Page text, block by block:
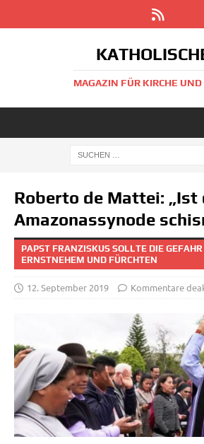
MAGAZIN FÜR KIRCHE
Roberto de Mattei: „Ist
Amazonassynode
PAPST FRANZISKUS SOLLTE DIE
ERNSTNEHEM UND FÜRCHTEN
12. September 2019 Kommentare